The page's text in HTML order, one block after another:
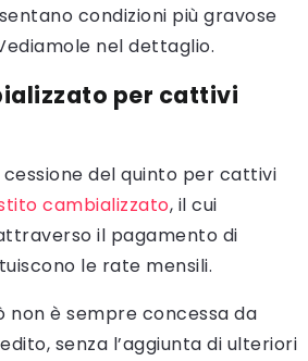
condizioni più gravose
nel dettaglio.
per cattivi
del quinto per cattivi
cambializzato, il cui
il pagamento di
le rate mensili.
non è sempre concessa da
senza l’aggiunta di ulteriori